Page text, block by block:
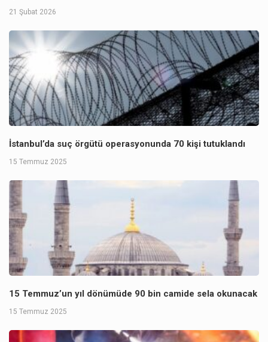
21 Şubat 2026
İstanbul’da suç örgütü operasyonunda 70 kişi tutuklandı
15 Temmuz 2025
15 Temmuz’un yıl dönümüde 90 bin camide sela okunacak
15 Temmuz 2025